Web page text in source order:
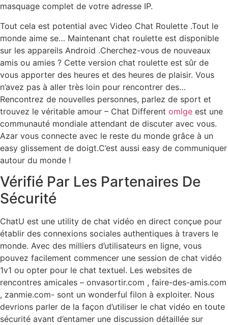
masquage complet de votre adresse IP.
Tout cela est potential avec Video Chat Roulette .Tout le
monde aime se… Maintenant chat roulette est disponible
sur les appareils Android .Cherchez-vous de nouveaux
amis ou amies ? Cette version chat roulette est sûr de
vous apporter des heures et des heures de plaisir. Vous
n’avez pas à aller très loin pour rencontrer des…
Rencontrez de nouvelles personnes, parlez de sport et
trouvez le véritable amour – Chat Different omlge est une
communauté mondiale attendant de discuter avec vous.
Azar vous connecte avec le reste du monde grâce à un
easy glissement de doigt.C’est aussi easy de communiquer
autour du monde !
Vérifié Par Les Partenaires De
Sécurité
ChatU est une utility de chat vidéo en direct conçue pour
établir des connexions sociales authentiques à travers le
monde. Avec des milliers d’utilisateurs en ligne, vous
pouvez facilement commencer une session de chat vidéo
1v1 ou opter pour le chat textuel. Les websites de
rencontres amicales – onvasortir.com , faire-des-amis.com
, zanmie.com- sont un wonderful filon à exploiter. Nous
devrions parler de la façon d’utiliser le chat vidéo en toute
sécurité avant d’entamer une discussion détaillée sur